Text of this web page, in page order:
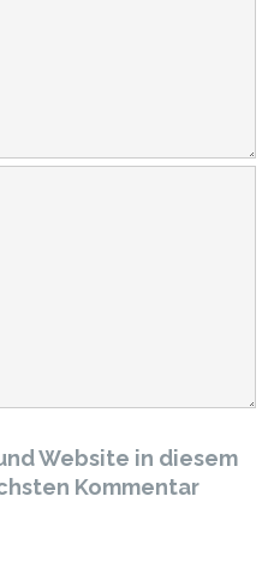
Website in diesem
Kommentar